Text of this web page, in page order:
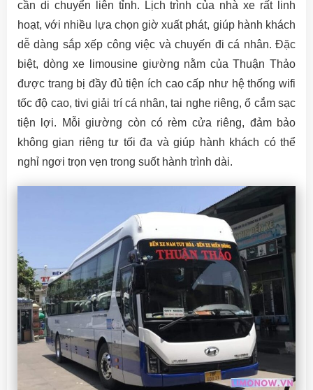
cần di chuyển liên tỉnh. Lịch trình của nhà xe rất linh
hoạt, với nhiều lựa chọn giờ xuất phát, giúp hành khách
dễ dàng sắp xếp công việc và chuyến đi cá nhân. Đặc
biệt, dòng xe limousine giường nằm của Thuận Thảo
được trang bị đầy đủ tiện ích cao cấp như hệ thống wifi
tốc độ cao, tivi giải trí cá nhân, tai nghe riêng, ổ cắm sạc
tiện lợi. Mỗi giường còn có rèm cửa riêng, đảm bảo
không gian riêng tư tối đa và giúp hành khách có thể
nghỉ ngơi trọn vẹn trong suốt hành trình dài.